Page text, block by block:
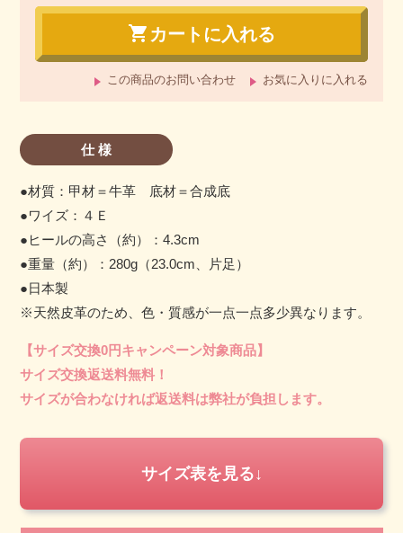
shopping_cart カートに入れる
この商品のお問い合わせ お気に入りに入れる
仕 様
●材質：甲材＝牛革 底材＝合成底
●ワイズ：４Ｅ
●ヒールの高さ（約）：4.3cm
●重量（約）：280g（23.0cm、片足）
●日本製
※天然皮革のため、色・質感が一点一点多少異なります。
【サイズ交換0円キャンペーン対象商品】
サイズ交換返送料無料！
サイズが合わなければ返送料は弊社が負担します。
サイズ表を見る